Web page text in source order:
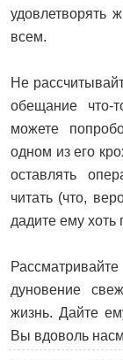
удовлетворять
всем.
Не
обещание что-
можете
одном из его
оставлять
читать (что,
дадите ему
дуновение
жизнь. Дайте
Вы вдоволь